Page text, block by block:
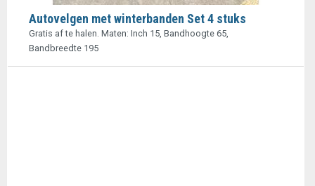
Autovelgen met winterbanden Set 4 stuks
Gratis af te halen. Maten: Inch 15, Bandhoogte 65,
Bandbreedte 195